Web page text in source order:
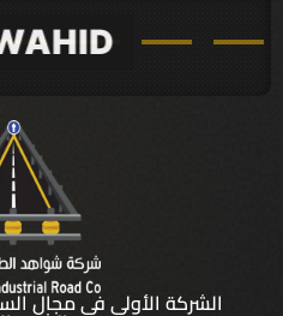
الشركة الأولى في مجال